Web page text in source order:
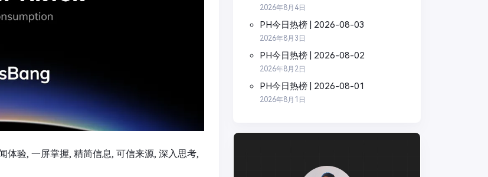
体验, 一屏掌握, 精简信息, 可信来源, 深入思考,
2026年8月4日
PH今日热榜 | 2026-08-03
2026年8月3日
PH今日热榜 | 2026-08-02
2026年8月2日
PH今日热榜 | 2026-08-01
2026年8月1日